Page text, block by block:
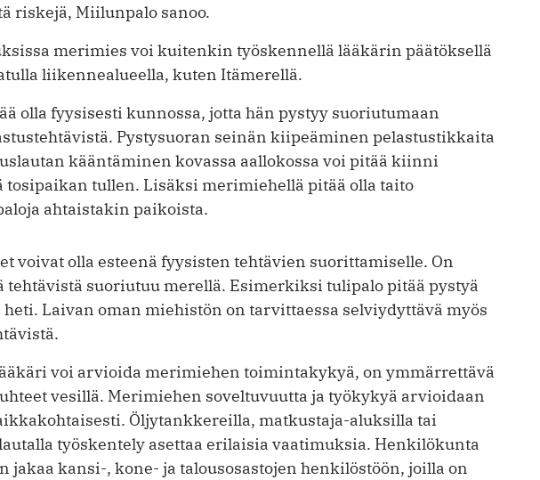
riskejä, Miilunpalo sanoo.
merimies voi kuitenkin työskennellä lääkärin päätöksellä
liikennealueella, kuten Itämerellä.
olla fyysisesti kunnossa, jotta hän pystyy suoriutumaan
Pystysuoran seinän kiipeäminen pelastustikkaita
kääntäminen kovassa aallokossa voi pitää kiinni
tosipaikan tullen. Lisäksi merimiehellä pitää olla taito
ahtaistakin paikoista.
voivat olla esteenä fyysisten tehtävien suorittamiselle. On
tehtävistä suoriutuu merellä. Esimerkiksi tulipalo pitää pystyä
Laivan oman miehistön on tarvittaessa selviydyttävä myös
voi arvioida merimiehen toimintakykyä, on ymmärrettävä
vesillä. Merimiehen soveltuvuutta ja työkykyä arvioidaan
Öljytankkereilla, matkustaja-aluksilla tai
työskentely asettaa erilaisia vaatimuksia. Henkilökunta
jakaa kansi-, kone- ja talousosastojen henkilöstöön, joilla on